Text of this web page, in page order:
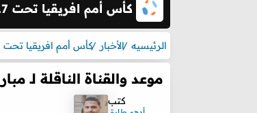
كأس أمم افريقيا تحت 17 سنة
الرئيسيه الأخبار كأس أمم افريقيا تحت 17 سنة
موعد والقناة الناقلة لـ
كتب